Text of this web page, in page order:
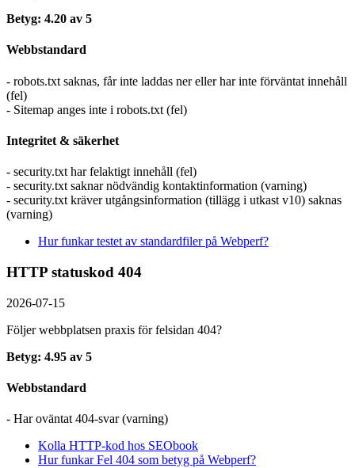
Betyg: 4.20 av 5
Webbstandard
- robots.txt saknas, får inte laddas ner eller har inte förväntat innehåll
(fel)
- Sitemap anges inte i robots.txt (fel)
Integritet & säkerhet
- security.txt har felaktigt innehåll (fel)
- security.txt saknar nödvändig kontaktinformation (varning)
- security.txt kräver utgångsinformation (tillägg i utkast v10) saknas
(varning)
Hur funkar testet av standardfiler på Webperf?
HTTP statuskod 404
2026-07-15
Följer webbplatsen praxis för felsidan 404?
Betyg: 4.95 av 5
Webbstandard
- Har oväntat 404-svar (varning)
Kolla HTTP-kod hos SEObook
Hur funkar Fel 404 som betyg på Webperf?